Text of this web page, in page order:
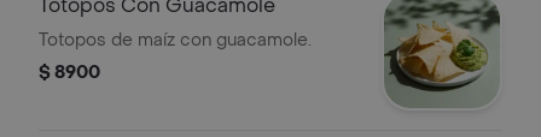
Totopos Con Guacamole
Totopos de maíz con guacamole.
$ 8900